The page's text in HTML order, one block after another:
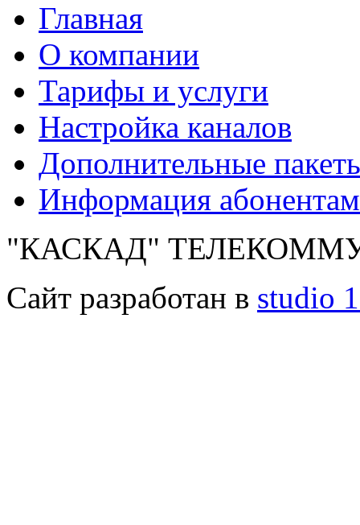
Главная
О компании
Тарифы и услуги
Настройка каналов
Дополнительные
Информация абонентам
"КАСКАД"
Сайт разработан в studio